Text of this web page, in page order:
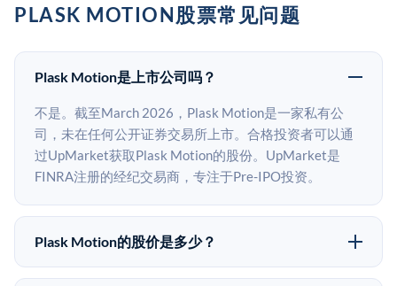
PLASK MOTION股票常见问题
Plask Motion是上市公司吗？
不是。截至March 2026，Plask Motion是一家私有公
司，未在任何公开证券交易所上市。合格投资者可以通
过UpMarket获取Plask Motion的股份。UpMarket是
FINRA注册的经纪交易商，专注于Pre-IPO投资。
Plask Motion的股价是多少？
Plask Motion没有公开股价，因为它是一家私有公司。